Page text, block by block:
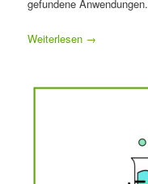
gefundene Anwendungen.
Weiterlesen →